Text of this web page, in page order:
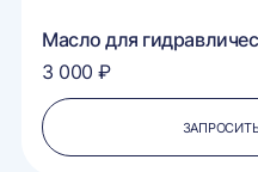
Масло для
3 000 ₽